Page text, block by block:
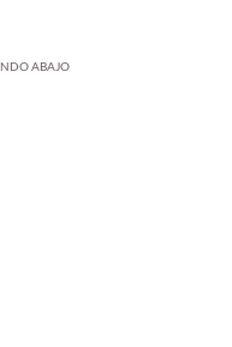
ABAJO